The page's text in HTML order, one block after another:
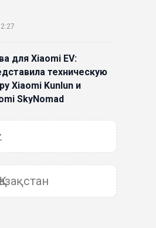
для Xiaomi EV:
техническую
Xiaomi Kunlun и
SkyNomad
12-метровый
Falcon 9:
к